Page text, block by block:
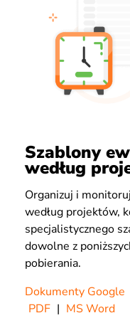
Szablony
według
Organizuj i
według projektów,
specjalistycznego
dowolne z
pobierania.
Dokumenty Google
PDF | MS Word